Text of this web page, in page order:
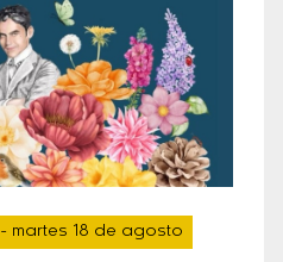
- martes 18 de agosto